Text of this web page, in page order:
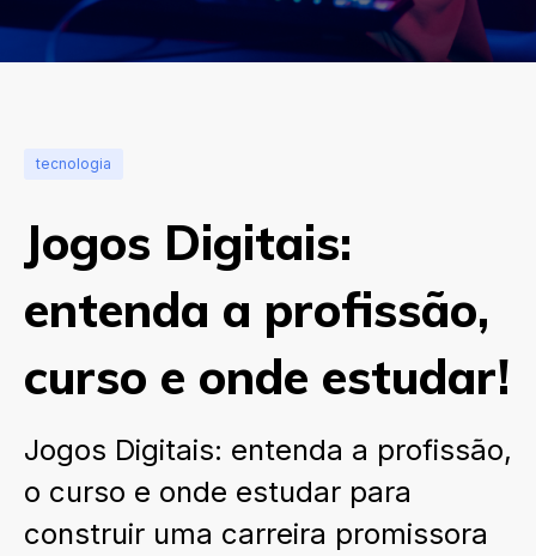
tecnologia
Jogos Digitais:
entenda a profissão,
curso e onde estudar!
Jogos Digitais: entenda a profissão,
o curso e onde estudar para
construir uma carreira promissora